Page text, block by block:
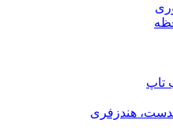
تاپ
هندزفری